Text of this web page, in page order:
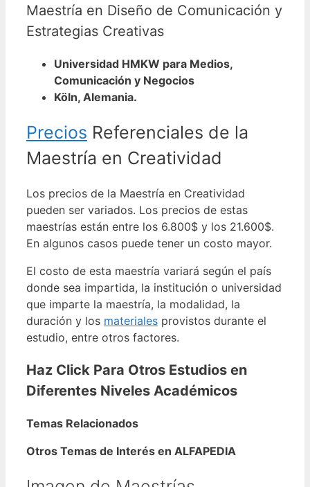
Maestría en Diseño de Comunicación y
Estrategias Creativas
Universidad HMKW para Medios,
Comunicación y Negocios
Köln, Alemania.
Precios Referenciales de la
Maestría en Creatividad
Los precios de la Maestría en Creatividad
pueden ser variados. Los precios de estas
maestrías están entre los 6.800$ y los 21.600$.
En algunos casos puede tener un costo mayor.
El costo de esta maestría variará según el país
donde sea impartida, la institución o universidad
que imparte la maestría, la modalidad, la
duración y los materiales provistos durante el
estudio, entre otros factores.
Haz Click Para Otros Estudios en
Diferentes Niveles Académicos
Temas Relacionados
Otros Temas de Interés en ALFAPEDIA